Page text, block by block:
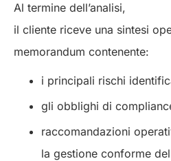
Al termine dell’analisi,
il cliente riceve una sintesi
memorandum contenente:
i principali rischi
gli obblighi di
raccomandazioni
la gestione conforme